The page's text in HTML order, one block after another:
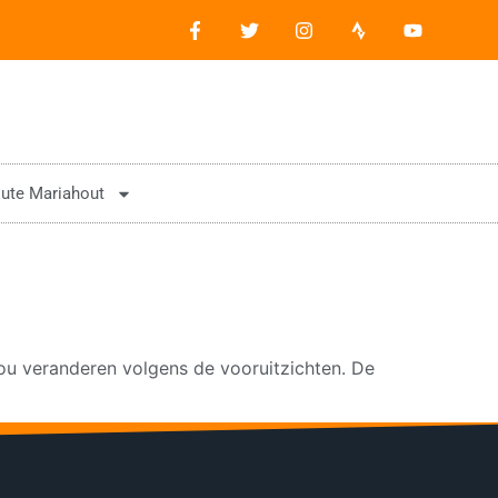
Mariahout
veranderen volgens de vooruitzichten. De